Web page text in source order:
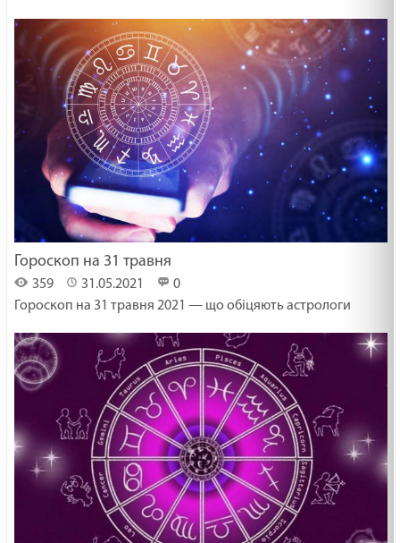
Гороскоп на 31 травня
359 31.05.2021
0
Гороскоп на 31 травня 2021 — що обіцяють астрологи